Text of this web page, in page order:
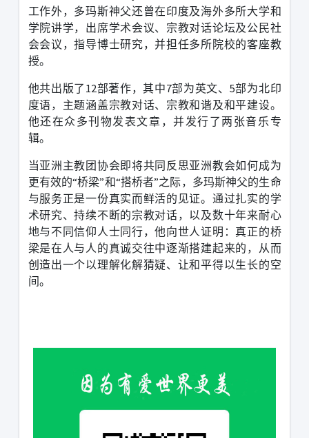
工作外，多玛斯神父还曾在印度及海外多所大学和
学院讲学，出席学术会议、宗教对话论坛及公民社
会会议，指导博士研究，并担任多所院校的客座教
授。
他共出版了 12部著作，其中7部为英文、 5部为北印
度语，主题涵盖宗教对话、宗教和谐及和平建设。
他还在众多刊物发表文章，并发行了两张音乐专
辑。
当亚洲主教团协会即将共同反思亚洲教会如何成为
更有效的“桥梁”和“搭桥者”之际，多玛斯神父的生命
与服务正是一份真实而鲜活的见证。通过扎实的学
术研究、持续不断的宗教对话，以及数十年来耐心
地与不同信仰人士同行，他向世人证明：真正的桥
梁是在人与人的真诚交往中逐渐搭建起来的，从而
创造出一个以理解化解猜疑、让和平得以生长的空
间。